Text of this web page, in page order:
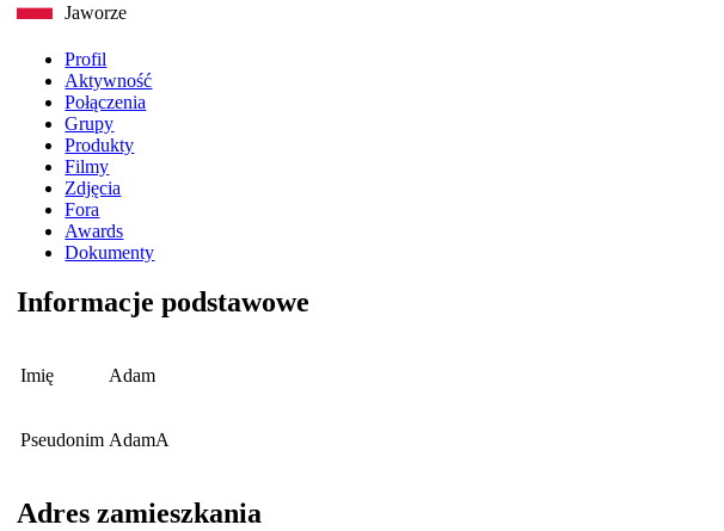
Jaworze
Profil
Aktywność
Połączenia
Grupy
Produkty
Filmy
Zdjęcia
Fora
Awards
Dokumenty
Informacje podstawowe
Imię Adam
Pseudonim AdamA
Adres zamieszkania